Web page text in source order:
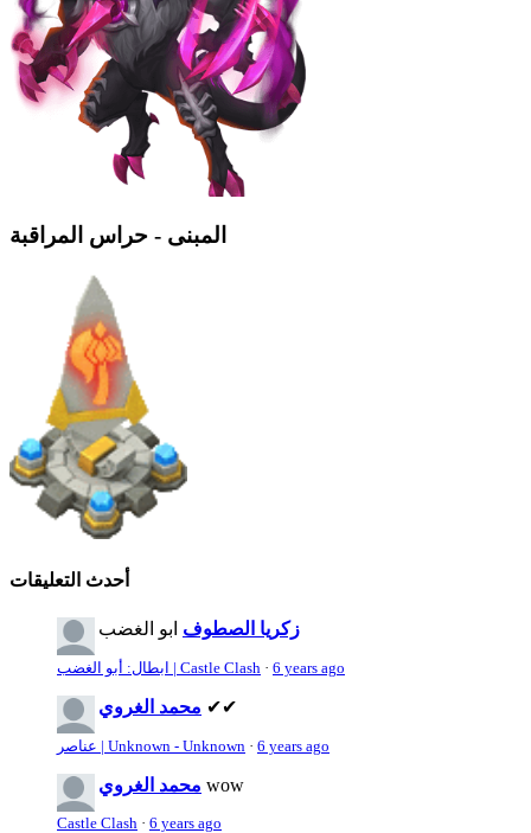
المبنى - حراس المراقبة
أحدث التعليقات
زكريا الصطوف ابو الغضب
ابطال: أبو الغضب | Castle Clash · 6 years ago
محمد الغروي ✔✔
عناصر | Unknown - Unknown · 6 years ago
محمد الغروي wow
Castle Clash · 6 years ago